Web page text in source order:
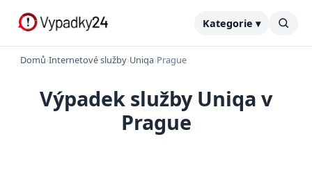
Kategorie ▾
Domů›Internetové služby›Uniqa›Prague
Výpadek služby Uniqa v
Prague